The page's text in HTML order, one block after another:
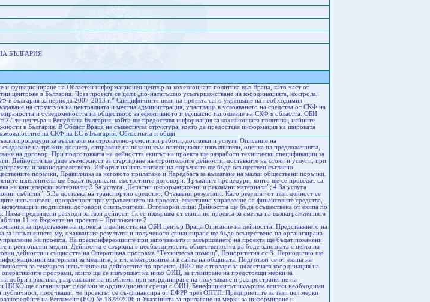
БЪЛГАРИЯ
и функциониране на Областен информационен център за кохезионната политика във Враца, като част от
центрове в България. Чрез проекта се цели „по-нататъшно усъвършенстване на координацията, контрола,
в България за периода 2007-2013 г.” Специфичните цели на проекта са: o укрепване на необходимия
на структура на централната и местна администрация, участваща в усвояването на средства от СКФ на
и осведомеността на обществото за ефективното и ефикасно използване на СКФ в областта. ОБИ
те центъра в Република България, който ще предоставя информация за кохезионната политика, нейните
в България. В Област Враца не съществува структура, която да предоставя информация на широката
на СКФ на ЕС в България. Областната и общи
процедури за възлагане на строително-ремонтни работи, доставки и услуги Описание на
на тръжни досиета, отправяне на покани към потенциални изпълнители, оценка на предложенията,
на договор. При подготовката на дейността екипът на проекта ще разработи технически спецификации за
Дейността ще даде възможност за стартиране на строителните дейности, доставките на стоки и услуги, при
и законодателството. Изборът на изпълнители на поръчките ще бъде осъществен съгласно
поръчки, Правилника за неговото прилагане и Наредбата за възлагане на малки обществени поръчки.
изпълнители ще бъдат подписани съответните договори. Тръжните процедури, които ще се проведат са:
на канцеларски материали; 3.За услуга „Печатни информационни и рекламни материали”; 4.За услуга
събития”; 5.За доставка на транспортно средство; Очаквани резултати: Като резултат от тази дейност се
изпълнители, прозрачност при управлението на проекта, ефективно управление на финансовите средства,
и подписани договори с изпълнители. Отговорни лица: Дейността ще бъда осъществена от екипа по
Няма предвидени разходи за тази дейност. Тя се извършва от екипа по проекта за сметка на възнагражденията
11 на Бюджета на проекта – Приложение 2.
за представяне на проекта и дейността на ОБИ център Враца Описание на дейността: Представянето на
за изпълнението му, очакваните резултати и полученото финансиране ще бъде осъществено на организирана
на проекта. На пресконференциите при започването и завършването на проекта ще бъдат поканени
и регионални медии. Дейността е свързана с необходимостта обществеността да бъде запозната с целта на
дейности и същността на Оперативна програма “Техническа помощ”, Приоритетна ос 3. Периодично ще
материали за медиите, в т.ч. електронните и в сайта на общината. Подготвят се от екипа на
за текущото изпълнение на дейностите по проекта. ЦИО ще отговаря за цялостната координация на
програми, които ще се извършват на ниво ОИЦ, за планиране на предстоящи мерки за
добри практики, разрешаване на проблеми при координиране на получаване и разпространение на
ще организират редовни координационни срещи с ОИЦ. Бенефициентът извършва всички необходими
публичност, посочващи, че проектът се съ-финансира от ЕФРР чрез ОПТП. Предприетите за тази цел мерки
разпоредбите на Регламент (ЕО) № 1828/2006 и Указанията за прилагане на мерки за информиране и